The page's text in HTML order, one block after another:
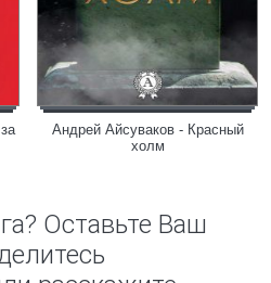
Андрей Айсуваков - Красный
холм
Оставьте Ваш